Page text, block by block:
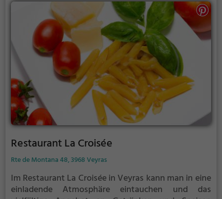
Restaurant La Croisée
Rte de Montana 48, 3968 Veyras
Im Restaurant La Croisée in Veyras kann man in eine
einladende Atmosphäre eintauchen und das